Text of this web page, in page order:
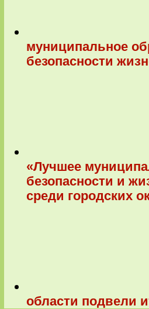
муниципальное
безопасности
«Лучшее
безопасности и
среди городских
области подвели